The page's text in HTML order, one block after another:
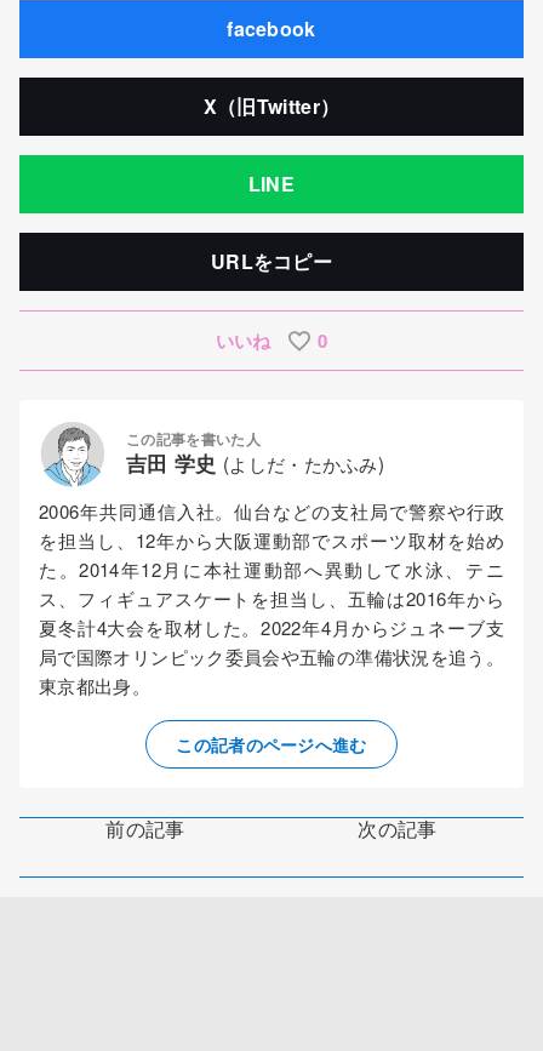
facebook
X（旧Twitter）
LINE
URLをコピー
いいね 0
この記事を書いた人
吉田 学史 (よしだ・たかふみ)
2006年共同通信入社。仙台などの支社局で警察や行政
を担当し、12年から大阪運動部でスポーツ取材を始め
た。2014年12月に本社運動部へ異動して水泳、テニ
ス、フィギュアスケートを担当し、五輪は2016年から
夏冬計4大会を取材した。2022年4月からジュネーブ支
局で国際オリンピック委員会や五輪の準備状況を追う。
東京都出身。
この記者のページへ進む
前の記事 次の記事